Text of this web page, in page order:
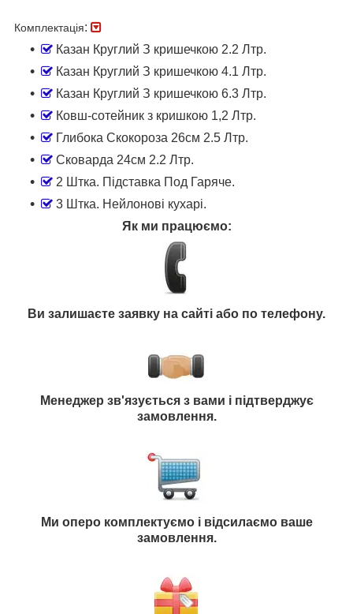
Комплектація:
Казан Круглий З кришечкою 2.2 Лтр.
Казан Круглий З кришечкою 4.1 Лтр.
Казан Круглий З кришечкою 6.3 Лтр.
Ковш-сотейник з кришкою 1,2 Лтр.
Глибока Скокороза 26см 2.5 Лтр.
Сковарда 24см 2.2 Лтр.
2 Штка. Підставка Под Гаряче.
3 Штка. Нейлонові кухарі.
Як ми працюємо:
Ви залишаєте заявку на сайті або по телефону.
Менеджер зв'язується з вами і підтверджує
замовлення.
Ми оперо комплектуємо і відсилаємо ваше
замовлення.